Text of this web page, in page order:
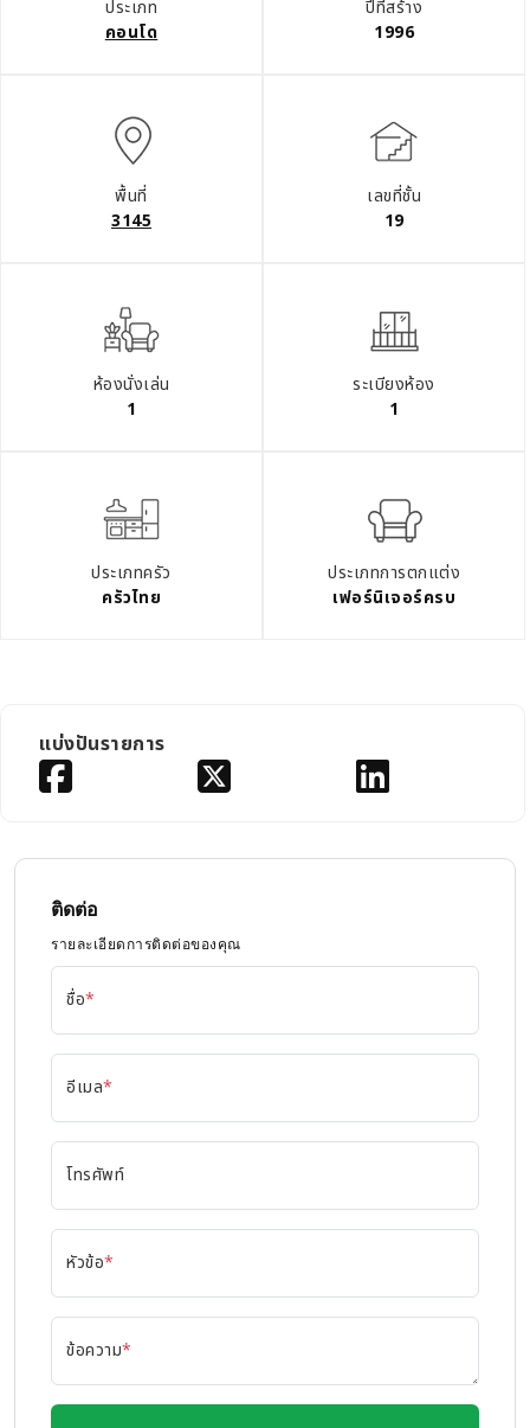
ประเภท
คอนโด
ปีที่สร้าง
1996
พื้นที่
3145
เลขที่ชั้น
19
ห้องนั่งเล่น
1
ระเบียงห้อง
1
ประเภทครัว
ครัวไทย
ประเภทการตกแต่ง
เฟอร์นิเจอร์ครบ
แบ่งปันรายการ
ติดต่อ
รายละเอียดการติดต่อของคุณ
ชื่อ*
อีเมล*
โทรศัพท์
หัวข้อ*
ข้อความ*